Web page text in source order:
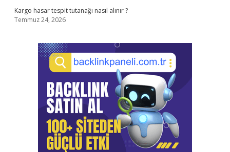
Kargo hasar tespit tutanağı nasıl alınır ?
Temmuz 24, 2026